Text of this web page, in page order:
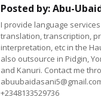
Posted by:Abu-
I provide language
translation, transcription,
interpretation, etc in the
also outsource in Pidgin,
and Kanuri. Contact me
+2348133529736